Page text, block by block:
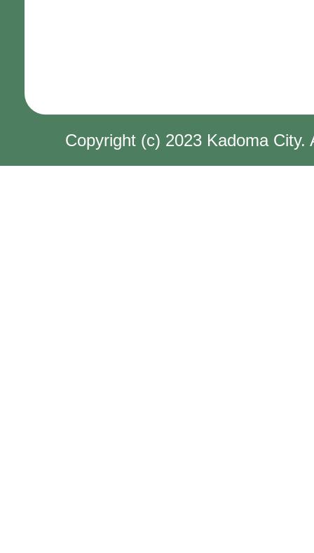
Copyright (c) 2023 Kadoma City.